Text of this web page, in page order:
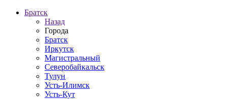
Братск
Назад
Города
Братск
Иркутск
Магистральный
Северобайкальск
Тулун
Усть-Илимск
Усть-Кут